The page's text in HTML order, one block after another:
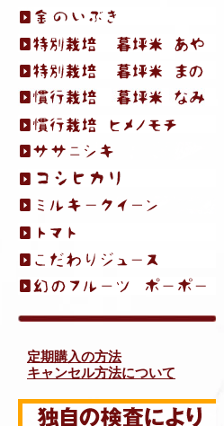
定期購入の方法
キャンセル方法について